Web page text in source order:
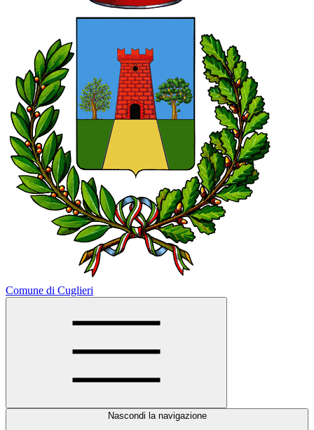
Comune di Cuglieri
Nascondi la navigazione